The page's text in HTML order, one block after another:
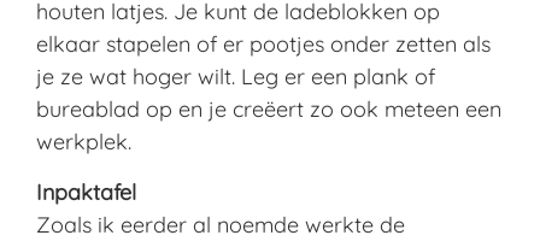
houten latjes. Je kunt de ladeblokken op
elkaar stapelen of er pootjes onder zetten als
je ze wat hoger wilt. Leg er een plank of
bureablad op en je creëert zo ook meteen een
werkplek.
Inpaktafel
Zoals ik eerder al noemde werkte de